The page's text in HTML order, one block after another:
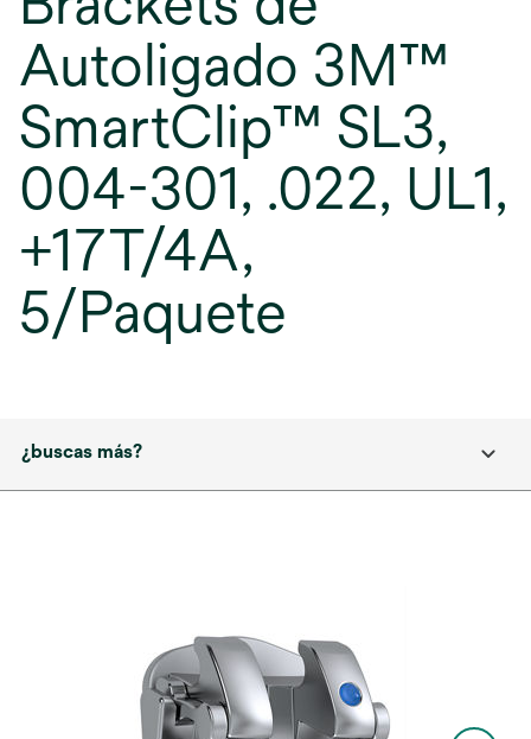
Autoligado 3M™
SmartClip™ SL3,
004-301, .022, UL1,
+17T/4A,
5/Paquete
¿buscas más?